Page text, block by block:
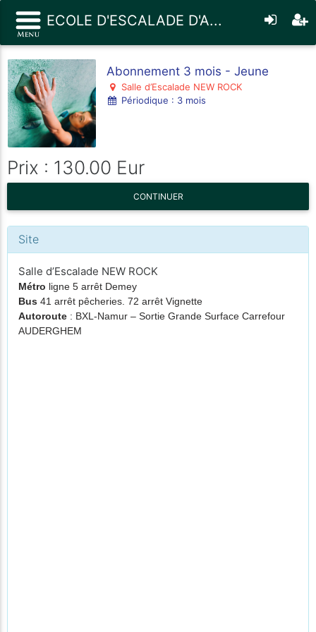
ECOLE D'ESCALADE D'A...
Abonnement 3 mois - Jeune
Salle d’Escalade NEW ROCK
Périodique : 3 mois
Prix : 130.00 Eur
CONTINUER
Site
Salle d’Escalade NEW ROCK
Métro ligne 5 arrêt Demey
Bus 41 arrêt pêcheries. 72 arrêt Vignette
Autoroute : BXL-Namur – Sortie Grande Surface Carrefour
AUDERGHEM